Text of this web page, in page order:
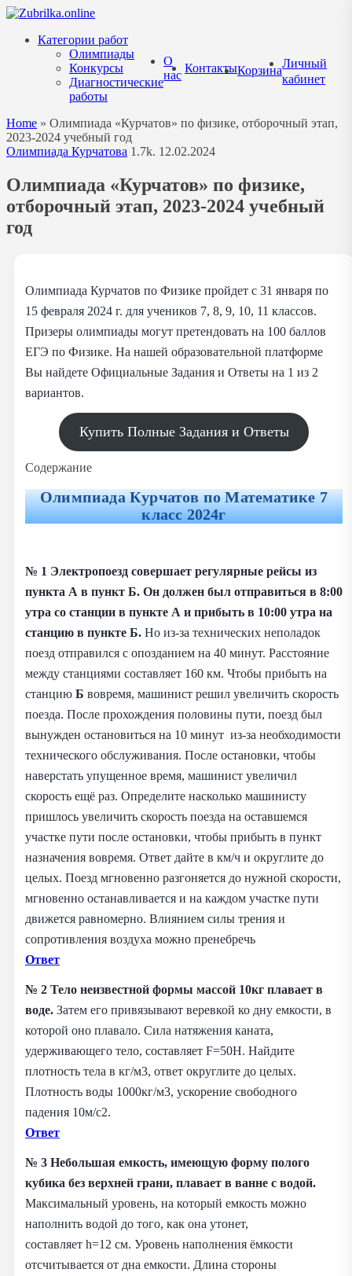
Перейти
содержанию
Категории работ
Олимпиады
Конкурсы
Диагностические
работы
О
нас
КонтактыКорзина
Личный
кабинет
Home » Олимпиада «Курчатов» по физике, отборочный этап,
2023-2024 учебный год
Олимпиада Курчатова 1.7k. 12.02.2024
Олимпиада «Курчатов» по физике,
отборочный этап, 2023-2024 учебный
год
Олимпиада Курчатов по Физике пройдет с 31 января по
15 февраля 2024 г. для учеников 7, 8, 9, 10, 11 классов.
Призеры олимпиады могут претендовать на 100 баллов
ЕГЭ по Физике. На нашей образовательной платформе
Вы найдете Официальные Задания и Ответы на 1 из 2
вариантов.
Купить Полные Задания и Ответы
Содержание
ОлимпиадаКурчатов по Математике7
класс 2024г
№ 1 Электропоезд совершает регулярные рейсы из
пункта А в пункт Б. Он должен был отправиться в 8:00
утра со станции в пункте А и прибыть в 10:00 утра на
станцию в пункте Б. Но из-за технических неполадок
поезд отправился с опозданием на 40 минут. Расстояние
между станциями составляет 160 км. Чтобы прибыть на
станцию Б вовремя, машинист решил увеличить скорость
поезда. После прохождения половины пути, поезд был
вынужден остановиться на 10 минут из-за необходимости
технического обслуживания. После остановки, чтобы
наверстать упущенное время, машинист увеличил
скорость ещё раз. Определите насколько машинисту
пришлось увеличить скорость поезда на оставшемся
участке пути после остановки, чтобы прибыть в пункт
назначения вовремя. Ответ дайте в км/ч и округлите до
целых. Поезд мгновенно разгоняется до нужной скорости,
мгновенно останавливается и на каждом участке пути
движется равномерно. Влиянием силы трения и
сопротивления воздуха можно пренебречь
Ответ
№ 2 Тело неизвестной формы массой 10кг плавает в
воде. Затем его привязывают веревкой ко дну емкости, в
которой оно плавало. Сила натяжения каната,
удерживающего тело, составляет F=50Н. Найдите
плотность тела в кг/м3, ответ округлите до целых.
Плотность воды 1000кг/м3, ускорение свободного
падения 10м/с2.
Ответ
№ 3 Небольшая емкость, имеющую форму полого
кубика без верхней грани, плавает в ванне с водой.
Максимальный уровень, на который емкость можно
наполнить водой до того, как она утонет,
составляет h=12 см. Уровень наполнения ёмкости
отсчитывается от дна емкости. Длина стороны